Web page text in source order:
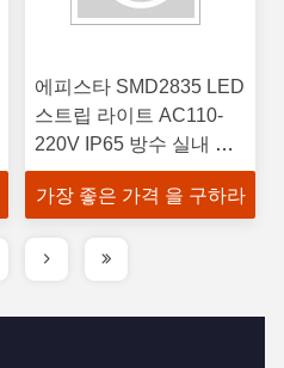
에피스타 SMD2835 LED
스트립 라이트 AC110-
220V IP65 방수 실내 조
명
가장 좋은 가격 을 구하라